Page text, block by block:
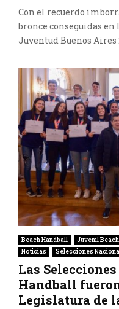
Con el recuerdo
bronce conseguidas
Juventud Buenos Aires
Beach Handball Juvenil
Noticias
Selecciones
Las
Handball
Legislatura de